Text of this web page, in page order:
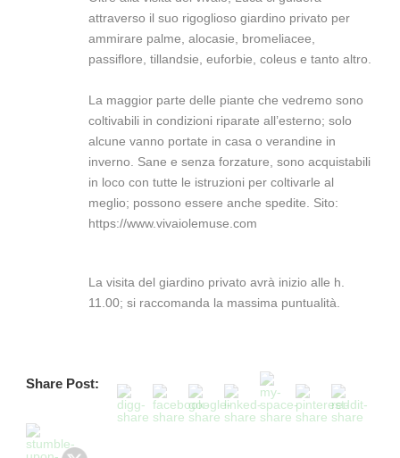
attraverso il suo rigoglioso giardino privato per
ammirare palme, alocasie, bromeliacee,
passiflore, tillandsie, euforbie, coleus e tanto altro.
La maggior parte delle piante che vedremo sono
coltivabili in condizioni riparate all’esterno; solo
alcune vanno portate in casa o verandine in
inverno. Sane e senza forzature, sono acquistabili
in loco con tutte le istruzioni per coltivarle al
meglio; possono essere anche spedite. Sito:
https://www.vivaiolemuse.com
La visita del giardino privato avrà inizio alle h.
11.00; si raccomanda la massima puntualità.
Share Post: